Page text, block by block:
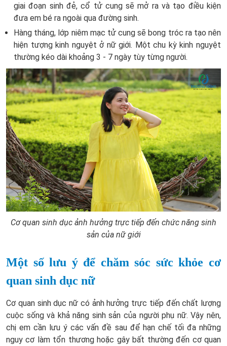
giai đoạn sinh đẻ, cổ tử cung sẽ mở ra và tạo điều kiện
đưa em bé ra ngoài qua đường sinh.
Hàng tháng, lớp niêm mạc tử cung sẽ bong tróc ra tạo nên
hiện tượng kinh nguyệt ở nữ giới. Một chu kỳ kinh nguyệt
thường kéo dài khoảng 3 - 7 ngày tùy từng người.
Cơ quan sinh dục ảnh hưởng trực tiếp đến chức năng sinh
sản của nữ giới
Một số lưu ý để chăm sóc sức khỏe cơ
quan sinh dục nữ
Cơ quan sinh dục nữ có ảnh hưởng trực tiếp đến chất lượng
cuộc sống và khả năng sinh sản của người phụ nữ. Vậy nên,
chị em cần lưu ý các vấn đề sau để hạn chế tối đa những
nguy cơ làm tổn thương hoặc gây bất thường đến cơ quan